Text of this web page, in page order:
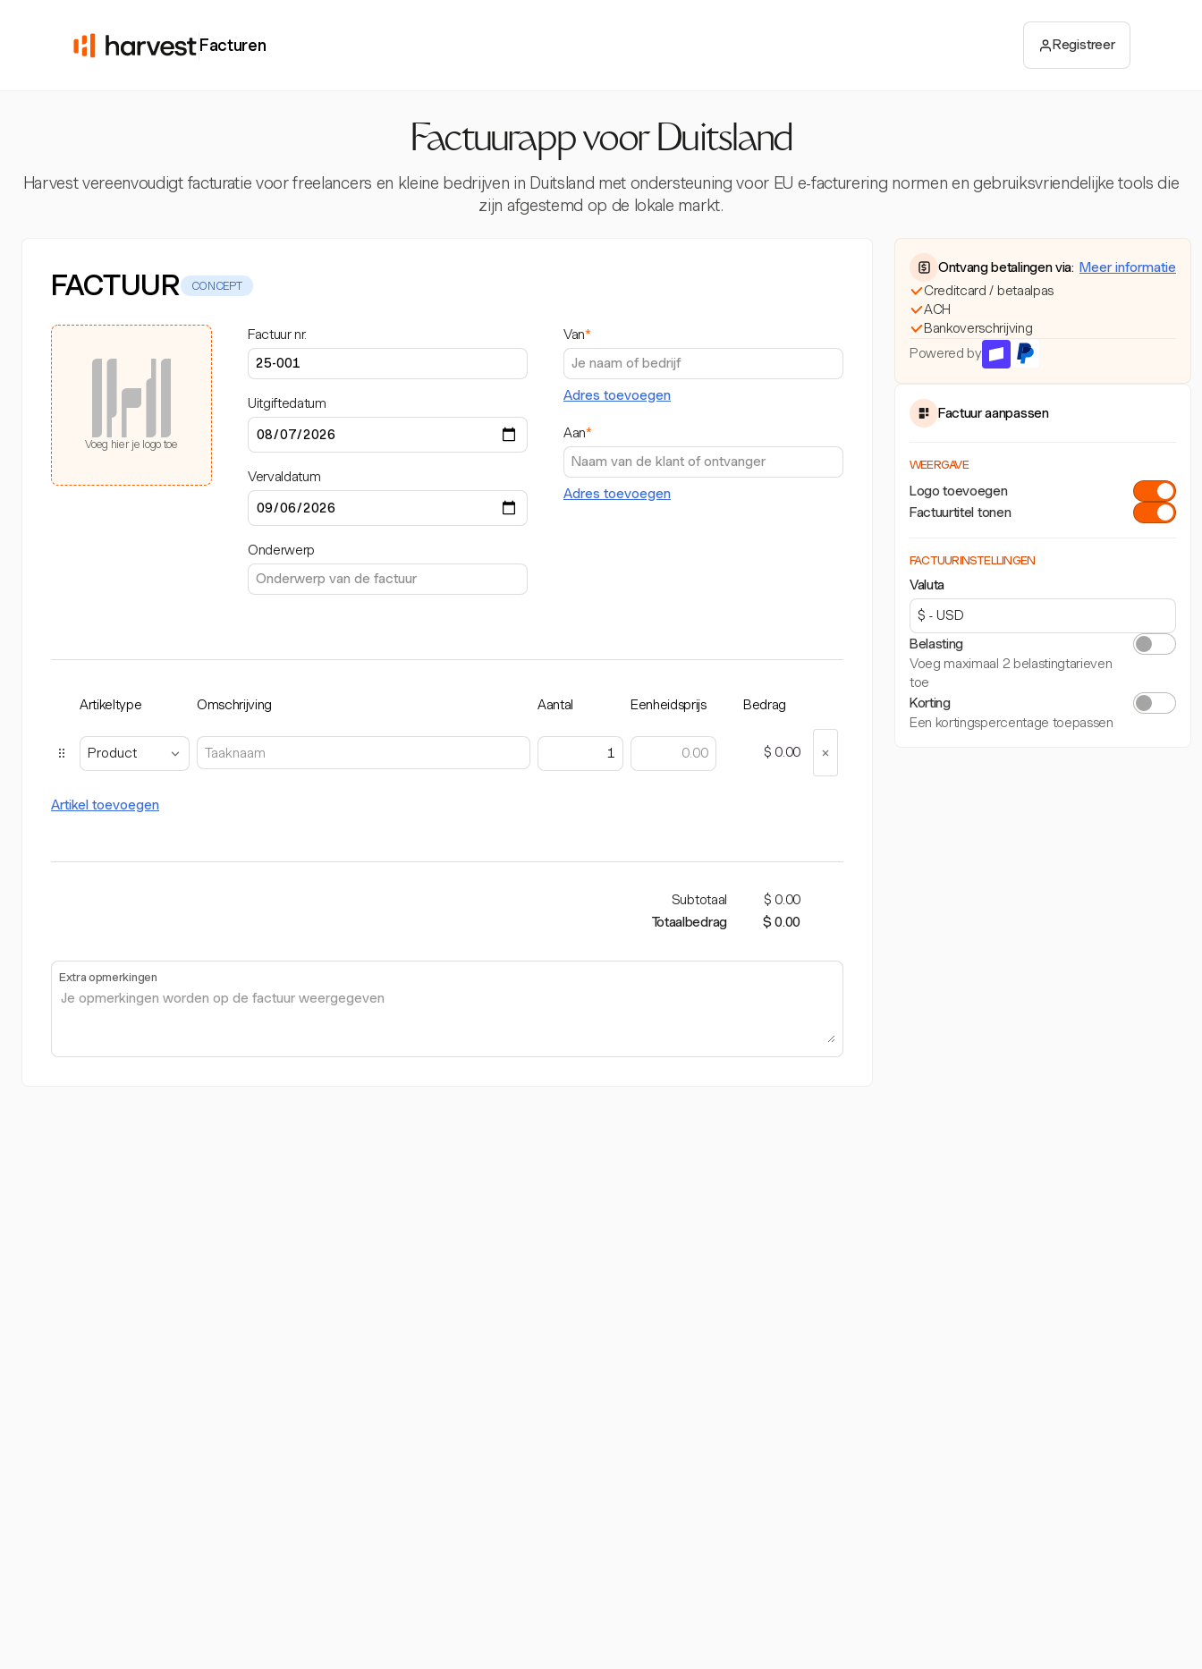
Facturen Registreer
Factuurapp voor Duitsland
Harvest vereenvoudigt facturatie voor freelancers en kleine bedrijven in Duitsland met ondersteuning voor EU e-facturering normen en gebruiksvriendelijke tools die
zijn afgestemd op de lokale markt.
FACTUUR CONCEPT
Voeg hier je logo toe
Factuur nr.
Uitgiftedatum
Vervaldatum
Onderwerp
Van*
Adres toevoegen
Aan*
Adres toevoegen
Artikeltype Omschrijving Aantal Eenheidsprijs Bedrag
Product $ 0.00
Artikel toevoegen
Subtotaal
$ 0.00
Totaalbedrag
$ 0.00
Extra opmerkingen
Ontvang betalingen via: Meer informatie
Creditcard / betaalpas
ACH
Bankoverschrijving
Powered by
Factuur aanpassen
WEERGAVE
Logo toevoegen
Factuurtitel tonen
FACTUURINSTELLINGEN
Valuta
Belasting
Voeg maximaal 2 belastingtarieven
toe
Korting
Een kortingspercentage toepassen